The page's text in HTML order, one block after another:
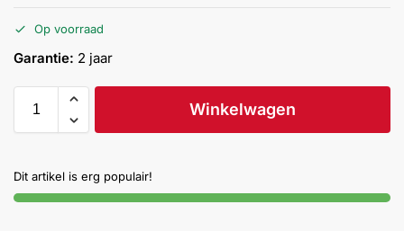
Merken
Outlet
Help &
service
Op voorraad
Garantie: 2 jaar
Winkelwagen
Dit artikel is erg populair!